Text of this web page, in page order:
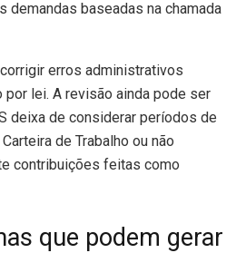
demandas baseadas na chamada
erros administrativos
por lei. A revisão ainda pode ser
deixa de considerar períodos de
de Trabalho ou não
contribuições feitas como
que podem gerar